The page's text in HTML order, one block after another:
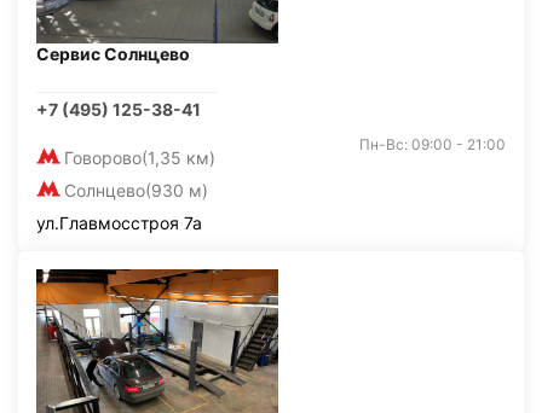
Сервис Солнцево
+7 (495) 125-38-41
Говорово(1,35 км)
Солнцево(930 м)
Пн-Вс: 09:00 - 21:00
ул.Главмосстроя 7а